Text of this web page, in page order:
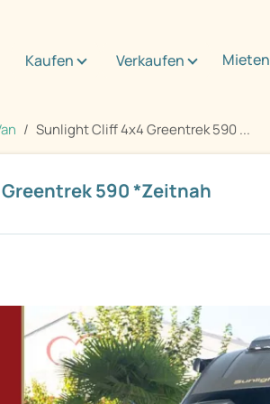
Kaufen Verkaufen Mieten
Sunlight Cliff 4x4 Greentrek 590 ...
590 *Zeitnah